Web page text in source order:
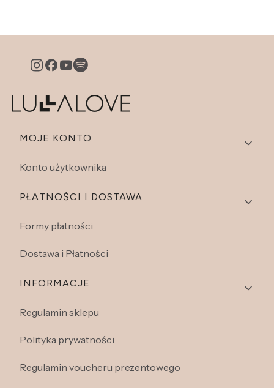
Linki w stopce
MOJE KONTO
Konto użytkownika
PŁATNOŚCI I DOSTAWA
Formy płatności
Dostawa i Płatności
INFORMACJE
Regulamin sklepu
Polityka prywatności
Regulamin voucheru prezentowego